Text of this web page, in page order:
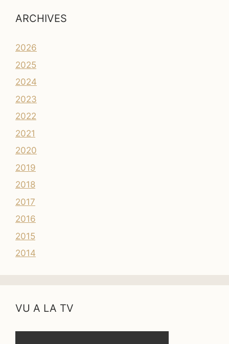
ARCHIVES
2026
2025
2024
2023
2022
2021
2020
2019
2018
2017
2016
2015
2014
VU A LA TV